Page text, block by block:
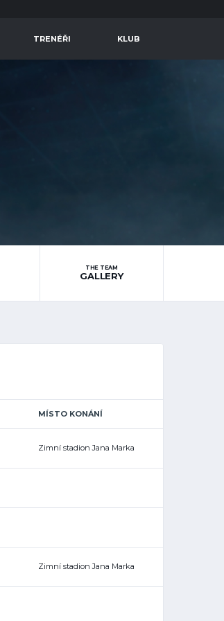
TRENÉŘI KLUB
THE TEAM
GALLERY
MÍSTO KONÁNÍ
Zimní stadion Jana Marka
Zimní stadion Jana Marka